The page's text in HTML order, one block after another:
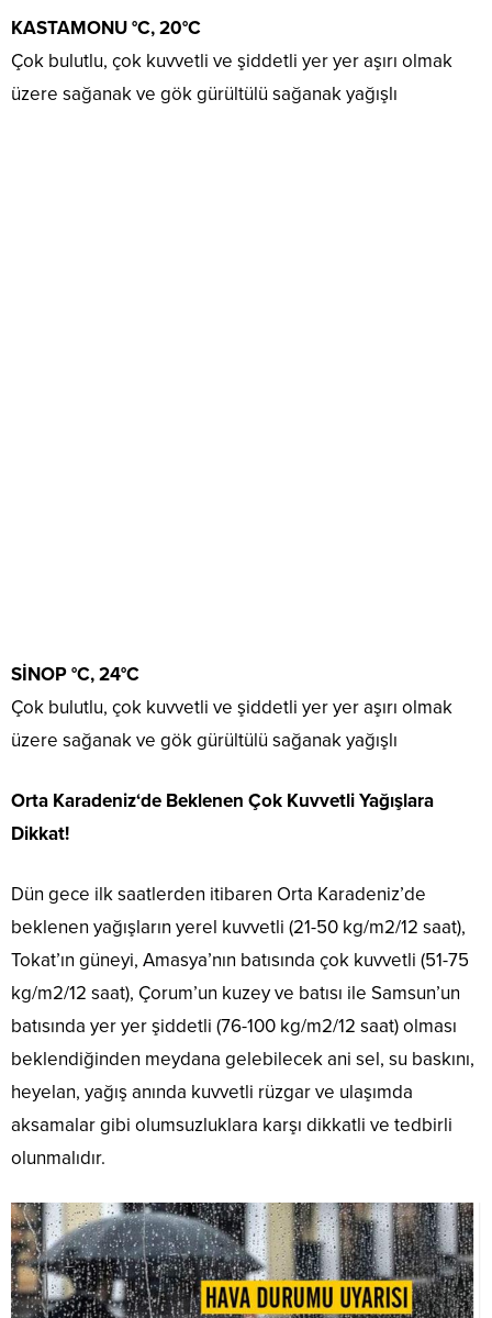
KASTAMONU °C, 20°C
Çok bulutlu, çok kuvvetli ve şiddetli yer yer aşırı olmak
üzere sağanak ve gök gürültülü sağanak yağışlı
SİNOP °C, 24°C
Çok bulutlu, çok kuvvetli ve şiddetli yer yer aşırı olmak
üzere sağanak ve gök gürültülü sağanak yağışlı
Orta Karadeniz‘de Beklenen Çok Kuvvetli Yağışlara
Dikkat!
Dün gece ilk saatlerden itibaren Orta Karadeniz’de
beklenen yağışların yerel kuvvetli (21-50 kg/m2/12 saat),
Tokat’ın güneyi, Amasya’nın batısında çok kuvvetli (51-75
kg/m2/12 saat), Çorum’un kuzey ve batısı ile Samsun’un
batısında yer yer şiddetli (76-100 kg/m2/12 saat) olması
beklendiğinden meydana gelebilecek ani sel, su baskını,
heyelan, yağış anında kuvvetli rüzgar ve ulaşımda
aksamalar gibi olumsuzluklara karşı dikkatli ve tedbirli
olunmalıdır.